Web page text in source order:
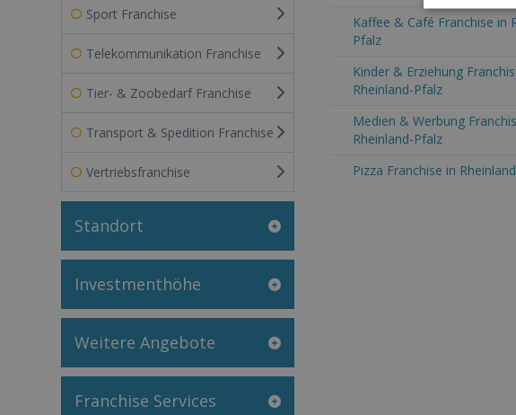
Sport Franchise
Telekommunikation Franchise
Tier- & Zoobedarf Franchise
Transport & Spedition Franchise
Vertriebsfranchise
Standort
Investmenthöhe
Weitere Angebote
Franchise Services
Kaffee & Café Franchise in
Pfalz
Kinder & Erziehung
Rheinland-Pfalz
Medien & Werbung
Rheinland-Pfalz
Pizza Franchise in